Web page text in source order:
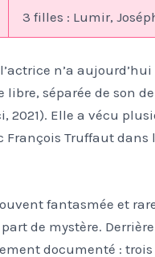
3 filles : Lumir,
n’a
libre, séparée de son
2021). Elle a vécu
Truffaut dans
fantasmée et
de mystère.
documenté :